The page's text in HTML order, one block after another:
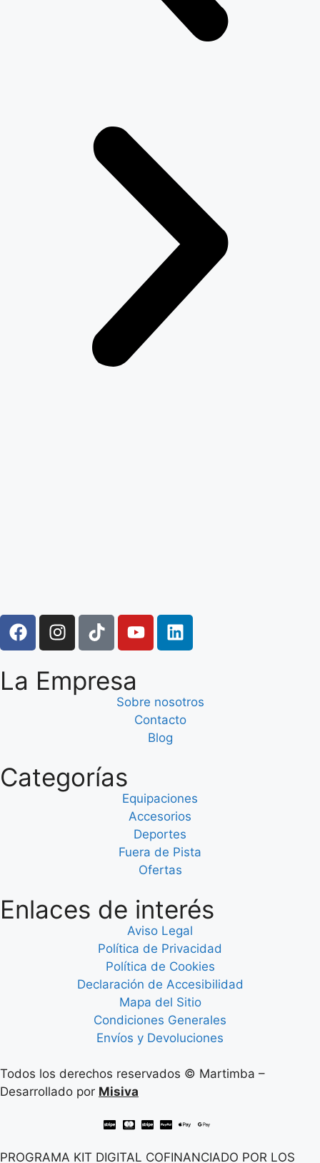
La Empresa
Sobre nosotros
Contacto
Blog
Categorías
Equipaciones
Accesorios
Deportes
Fuera de Pista
Ofertas
Enlaces de interés
Aviso Legal
Política de Privacidad
Política de Cookies
Declaración de Accesibilidad
Mapa del Sitio
Condiciones Generales
Envíos y Devoluciones
Todos los derechos reservados © Martimba –
Desarrollado por Misiva
PROGRAMA KIT DIGITAL COFINANCIADO POR LOS